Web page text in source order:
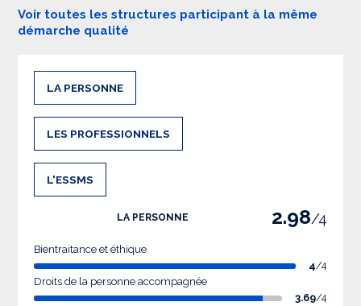
Voir toutes les structures participant à la même
démarche qualité
LA PERSONNE
LES PROFESSIONNELS
L'ESSMS
LA PERSONNE 2.98/4
Bientraitance et éthique
4/4
Droits de la personne accompagnée
3.69/4